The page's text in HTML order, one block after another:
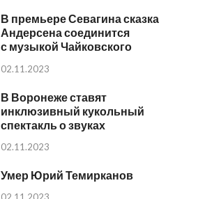
В премьере Севагина сказка
Андерсена соединится
с музыкой Чайковского
02.11.2023
В Воронеже ставят
инклюзивный кукольный
спектакль о звуках
02.11.2023
Умер Юрий Темирканов